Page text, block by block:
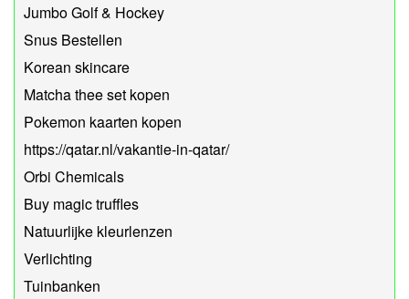
Jumbo Golf & Hockey
Snus Bestellen
Korean skincare
Matcha thee set kopen
Pokemon kaarten kopen
https://qatar.nl/vakantie-in-qatar/
Orbi Chemicals
Buy magic truffles
Natuurlijke kleurlenzen
Verlichting
Tuinbanken